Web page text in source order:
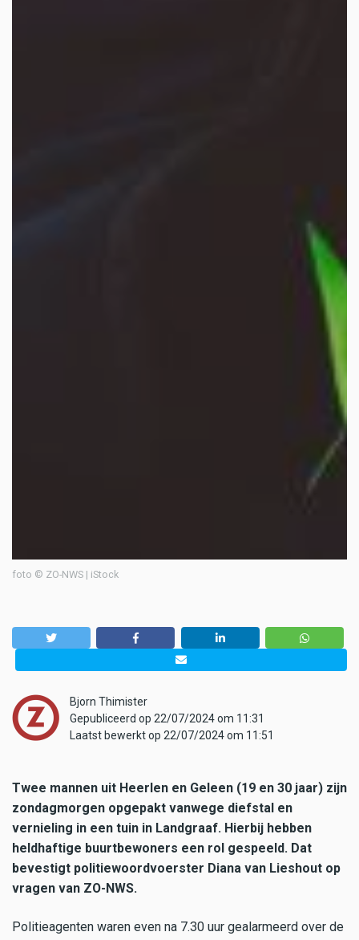
foto © ZO-NWS | iStock
Bjorn Thimister
Gepubliceerd op 22/07/2024 om 11:31
Laatst bewerkt op 22/07/2024 om 11:51
Twee mannen uit Heerlen en Geleen (19 en 30 jaar) zijn
zondagmorgen opgepakt vanwege diefstal en
vernieling in een tuin in Landgraaf. Hierbij hebben
heldhaftige buurtbewoners een rol gespeeld. Dat
bevestigt politiewoordvoerster Diana van Lieshout op
vragen van ZO-NWS.
Politieagenten waren even na 7.30 uur gealarmeerd over de